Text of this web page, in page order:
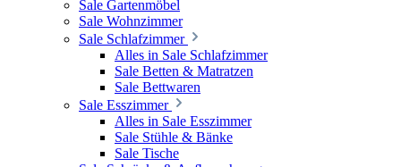
Sale Gartenmöbel
Sale Wohnzimmer
Sale Schlafzimmer
Alles in Sale Schlafzimmer
Sale Betten & Matratzen
Sale Bettwaren
Sale Esszimmer
Alles in Sale Esszimmer
Sale Stühle & Bänke
Sale Tische